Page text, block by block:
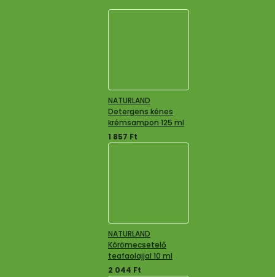
NATURLAND
Detergens kénes
krémsampon 125 ml
1 857 Ft
NATURLAND
Körömecsetelő
teafaolajjal 10 ml
2 044 Ft